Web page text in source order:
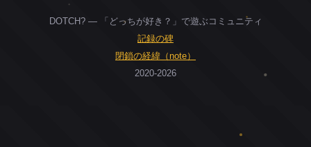
DOTCH? — 「どっちが好き？」で遊ぶコミュニティ
記録の碑
閉鎖の経緯（note）
2020-2026